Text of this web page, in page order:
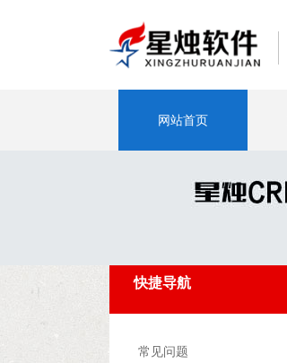
网站首页
快捷导航
常见问题